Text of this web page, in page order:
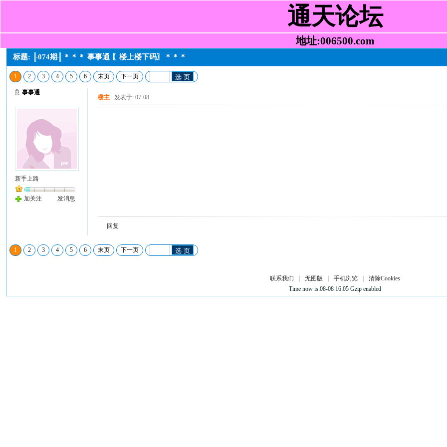
通天论坛
地址:006500.com
标题: ╟074期╢＊＊＊ 事事通 〖楼上楼下码〗＊＊＊
1 2 3 4 5 6 末页 下一页 选 页
事事通
新手上路
加关注 发消息
楼主 发表于: 07-08
回复
1 2 3 4 5 6 末页 下一页 选 页
联系我们 无图版 手机浏览
清除Cookies
Time now is:08-08 16:05 Gzip enabled